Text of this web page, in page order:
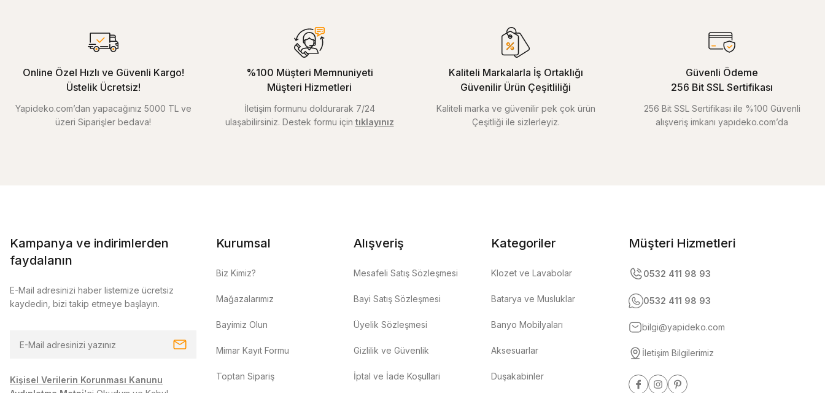
Online Özel Hızlı ve Güvenli Kargo!
Üstelik Ücretsiz!
Yapideko.com’dan yapacağınız 5000 TL ve
üzeri Siparişler bedava!
%100 Müşteri Memnuniyeti
Müşteri Hizmetleri
İletişim formunu doldurarak 7/24
ulaşabilirsiniz. Destek formu için tıklayınız
Kaliteli Markalarla İş Ortaklığı
Güvenilir Ürün Çeşitliliği
Kaliteli marka ve güvenilir pek çok ürün
Çeşitliği ile sizlerleyiz.
Güvenli Ödeme
256 Bit SSL Sertifikası
256 Bit SSL Sertifikası ile %100 Güvenli
alışveriş imkanı yapıdeko.com’da
Kampanya ve indirimlerden
faydalanın
E-Mail adresinizi haber listemize ücretsiz
kaydedin, bizi takip etmeye başlayın.
Kişisel Verilerin Korunması Kanunu
Kurumsal
Biz Kimiz?
Mağazalarımız
Bayimiz Olun
Mimar Kayıt Formu
Toptan Sipariş
Alışveriş
Mesafeli Satış Sözleşmesi
Bayi Satış Sözleşmesi
Üyelik Sözleşmesi
Gizlilik ve Güvenlik
İptal ve İade Koşullari
Kategoriler
Klozet ve Lavabolar
Batarya ve Musluklar
Banyo Mobilyaları
Aksesuarlar
Duşakabinler
Müşteri Hizmetleri
0532 411 98 93
0532 411 98 93
bilgi@yapideko.com
İletişim Bilgilerimiz